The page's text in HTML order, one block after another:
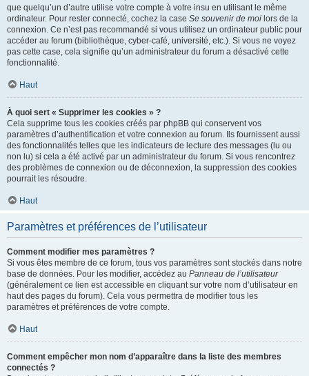
que quelqu’un d’autre utilise votre compte à votre insu en utilisant le même
ordinateur. Pour rester connecté, cochez la case Se souvenir de moi lors de la
connexion. Ce n’est pas recommandé si vous utilisez un ordinateur public pour
accéder au forum (bibliothèque, cyber-café, université, etc.). Si vous ne voyez
pas cette case, cela signifie qu’un administrateur du forum a désactivé cette
fonctionnalité.
Haut
À quoi sert « Supprimer les cookies » ?
Cela supprime tous les cookies créés par phpBB qui conservent vos
paramètres d’authentification et votre connexion au forum. Ils fournissent aussi
des fonctionnalités telles que les indicateurs de lecture des messages (lu ou
non lu) si cela a été activé par un administrateur du forum. Si vous rencontrez
des problèmes de connexion ou de déconnexion, la suppression des cookies
pourrait les résoudre.
Haut
Paramètres et préférences de l’utilisateur
Comment modifier mes paramètres ?
Si vous êtes membre de ce forum, tous vos paramètres sont stockés dans notre
base de données. Pour les modifier, accédez au Panneau de l’utilisateur
(généralement ce lien est accessible en cliquant sur votre nom d’utilisateur en
haut des pages du forum). Cela vous permettra de modifier tous les
paramètres et préférences de votre compte.
Haut
Comment empêcher mon nom d’apparaître dans la liste des membres
connectés ?